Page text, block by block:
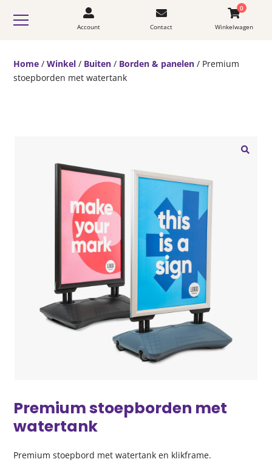
Account Contact
0
Winkelwagen
Home /Winkel / Buiten / Borden & panelen / Premium
stoepborden met watertank
Premium stoepborden met
watertank
Premium stoepbord met watertank en klikframe.